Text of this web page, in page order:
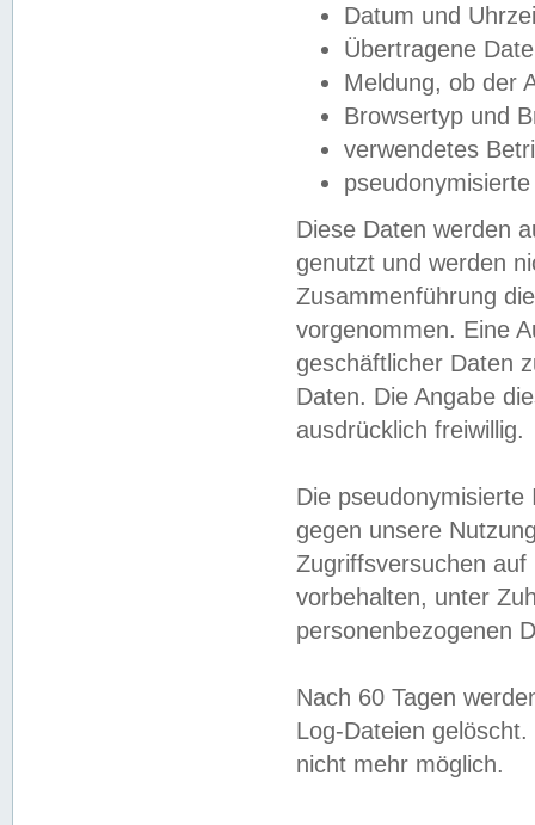
Datum und
Übertragene
Meldung, ob der
Browsertyp und
verwendetes
Diese Daten werden
genutzt und werden
Zusammenführung
vorgenommen. Eine
geschäftlicher Daten
Daten. Die Angabe
ausdrücklich freiwillig.
Die
gegen unsere
Zugriffsversuchen
vorbehalten, unter
personenbezogenen
Nach 60 Tagen
Log-Dateien
nicht mehr möglich.